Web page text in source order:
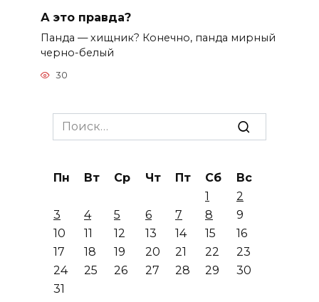
А это правда?
Панда — хищник? Конечно, панда мирный
черно-белый
30
Search
for:
Пн Вт Ср Чт Пт Сб
Вс
1
2
3
4 5 6 7 8
9
10
11 12 13 14 15
16
17
18 19 20 21 22
23
24
25 26 27 28 29
30
31